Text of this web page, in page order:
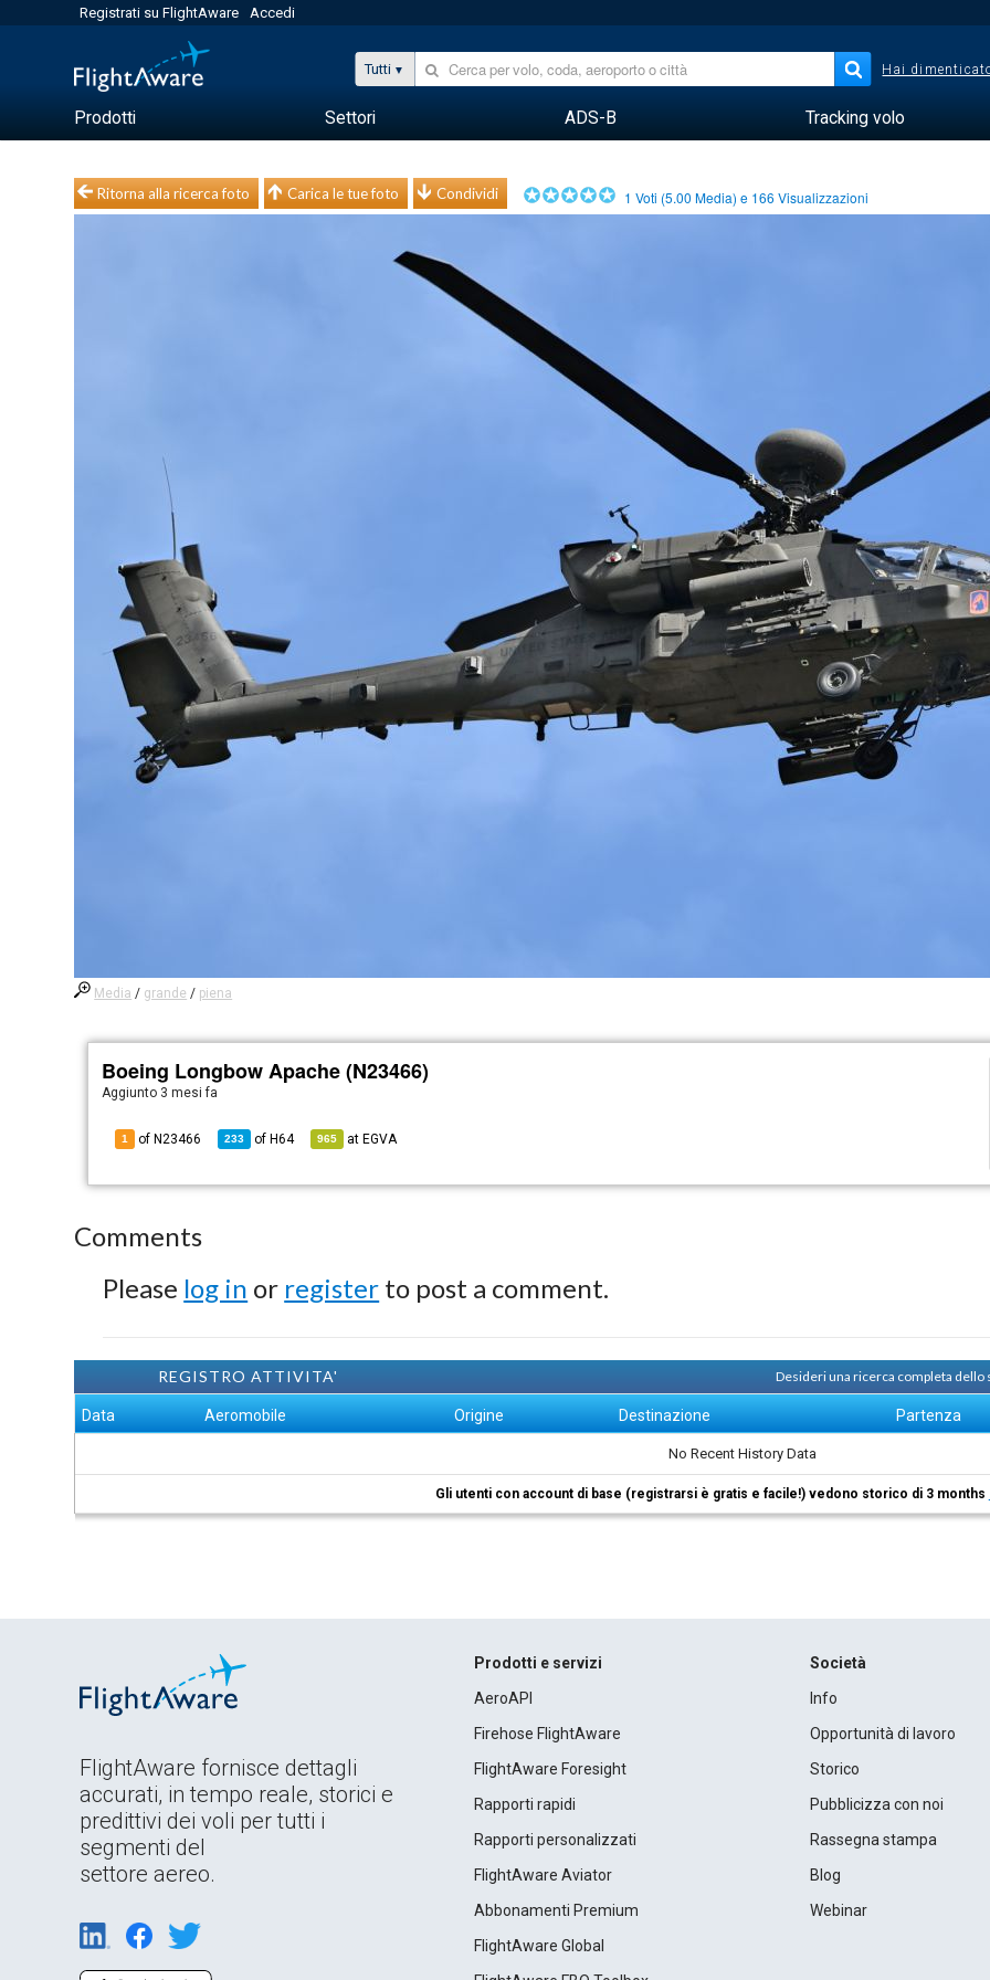
Registrati su FlightAware Accedi
Tutti Hai
Prodotti Settori ADS-B Tracking volo
Ritorna alla ricerca foto Carica le tue foto Condividi 1 Voti (5.00 Media) e 166 Visualizzazioni
Media / grande / piena
Boeing Longbow Apache (N23466)
Aggiunto 3 mesi fa
1 of N23466 233 of H64 965 at EGVA
Comments
Please log in or register to post a comment.
REGISTRO ATTIVITA' Desideri una ricerca completa
Data Aeromobile Origine Destinazione Partenza
No Recent History Data
Gli utenti con account di base (registrarsi è gratis e facile!) vedono storico di 3 months
FlightAware fornisce dettagli
accurati, in tempo reale, storici e
predittivi dei voli per tutti i
segmenti del
settore aereo.
Prodotti e servizi
AeroAPI
Firehose FlightAware
FlightAware Foresight
Rapporti rapidi
Rapporti personalizzati
FlightAware Aviator
Abbonamenti Premium
FlightAware Global
Società
Info
Opportunità di lavoro
Storico
Pubblicizza con noi
Rassegna stampa
Blog
Webinar